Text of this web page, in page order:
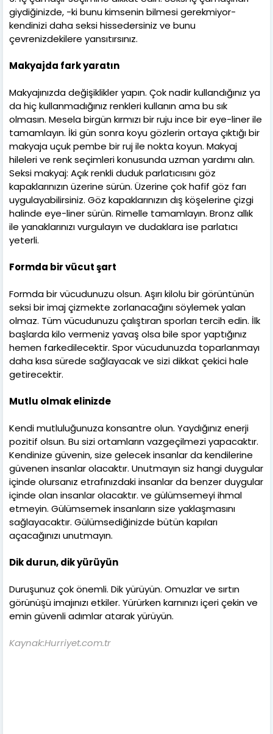
giydiğinizde, -ki bunu kimsenin bilmesi gerekmiyor-
kendinizi daha seksi hissedersiniz ve bunu
çevrenizdekilere yansıtırsınız.
Makyajda fark yaratın
Makyajınızda değişiklikler yapın. Çok nadir kullandığınız ya
da hiç kullanmadığınız renkleri kullanın ama bu sık
olmasın. Mesela birgün kırmızı bir ruju ince bir eye-liner ile
tamamlayın. İki gün sonra koyu gözlerin ortaya çıktığı bir
makyaja uçuk pembe bir ruj ile nokta koyun. Makyaj
hileleri ve renk seçimleri konusunda uzman yardımı alın.
Seksi makyaj: Açık renkli duduk parlatıcısını göz
kapaklarınızın üzerine sürün. Üzerine çok hafif göz farı
uygulayabilirsiniz. Göz kapaklarınızın dış köşelerine çizgi
halinde eye-liner sürün. Rimelle tamamlayın. Bronz allık
ile yanaklarınızı vurgulayın ve dudaklara ise parlatıcı
yeterli.
Formda bir vücut şart
Formda bir vücudunuzu olsun. Aşırı kilolu bir görüntünün
seksi bir imaj çizmekte zorlanacağını söylemek yalan
olmaz. Tüm vücudunuzu çalıştıran sporları tercih edin. İlk
başlarda kilo vermeniz yavaş olsa bile spor yaptığınız
hemen farkedilecektir. Spor vücudunuzda toparlanmayı
daha kısa sürede sağlayacak ve sizi dikkat çekici hale
getirecektir.
Mutlu olmak elinizde
Kendi mutluluğunuza konsantre olun. Yaydığınız enerji
pozitif olsun. Bu sizi ortamların vazgeçilmezi yapacaktır.
Kendinize güvenin, size gelecek insanlar da kendilerine
güvenen insanlar olacaktır. Unutmayın siz hangi duygular
içinde olursanız etrafınızdaki insanlar da benzer duygular
içinde olan insanlar olacaktır. ve gülümsemeyi ihmal
etmeyin. Gülümsemek insanların size yaklaşmasını
sağlayacaktır. Gülümsediğinizde bütün kapıları
açacağınızı unutmayın.
Dik durun, dik yürüyün
Duruşunuz çok önemli. Dik yürüyün. Omuzlar ve sırtın
görünüşü imajınızı etkiler. Yürürken karnınızı içeri çekin ve
emin güvenli adımlar atarak yürüyün.
Kaynak:Hurriyet.com.tr